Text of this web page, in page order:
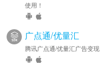
使用！
广点通/优量汇
腾讯广点通/优量汇广告变现